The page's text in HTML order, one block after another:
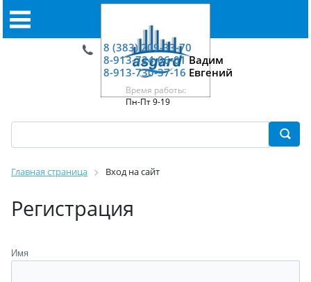
8 (383) 209-33-70
8-913-724-06-01Вадим
8-913-730-37-16 Евгений
Время работы:
Пн-Пт 9-19
Главная страница Вход на сайт
Регистрация
Имя